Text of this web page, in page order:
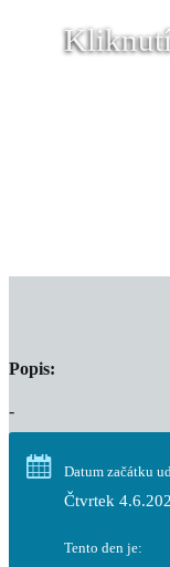
Popis:
-
Datum začátku
Čtvrtek
Tento den je: